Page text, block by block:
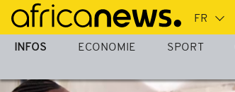
Passer
au
contenu
INFOS ECONOMIE SPORT